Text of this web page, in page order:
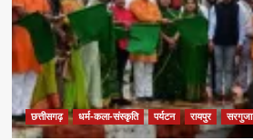
की
बड़ी
शक्ति
राजेश
अग्रवाल
छत्तीसगढ़ धर्म-कला-संस्कृति पर्यटन रायपुर सरगुजा